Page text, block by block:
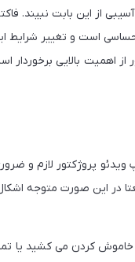
از این بابت نبیند.
است و تغییر شرایط
اهمیت بالایی برخوردار
ویدئو پروژکتور لازم و
در این صورت متوجه
خاموش کردن می کشید یا